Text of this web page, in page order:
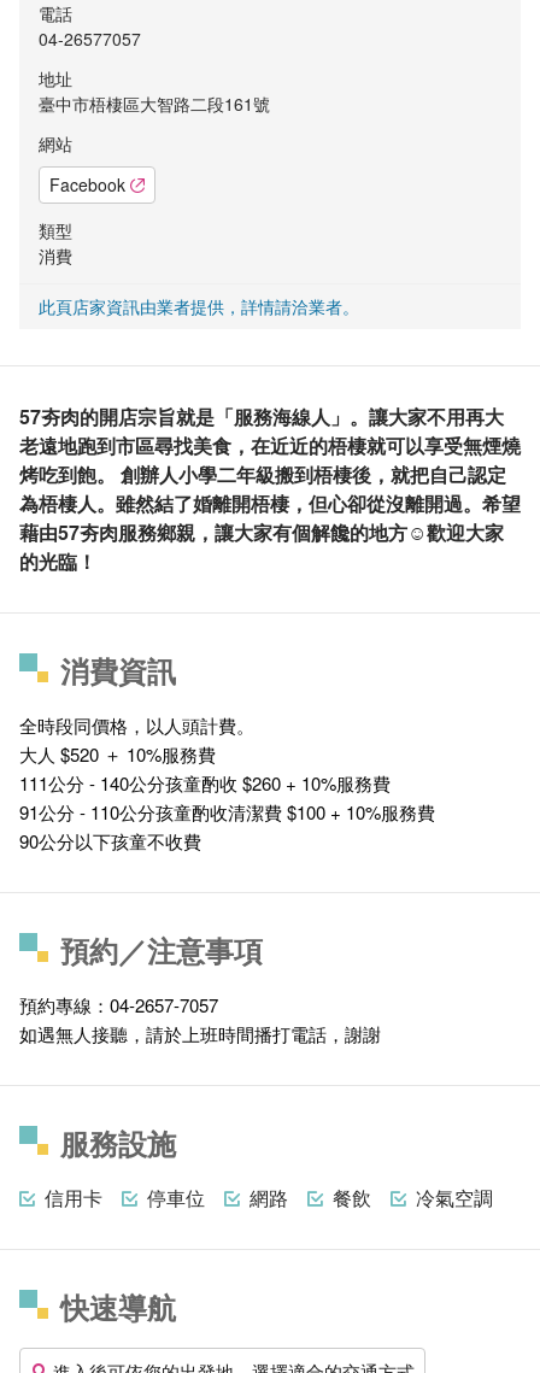
電話
04-26577057
地址
臺中市梧棲區大智路二段161號
網站
Facebook
類型
消費
此頁店家資訊由業者提供，詳情請洽業者。
57夯肉的開店宗旨就是「服務海線人」。讓大家不用再大
老遠地跑到市區尋找美食，在近近的梧棲就可以享受無煙燒
烤吃到飽。 創辦人小學二年級搬到梧棲後，就把自己認定
為梧棲人。雖然結了婚離開梧棲，但心卻從沒離開過。希望
藉由57夯肉服務鄉親，讓大家有個解饞的地方☺歡迎大家
的光臨！
消費資訊
全時段同價格，以人頭計費。
大人 $520 ＋ 10%服務費
111公分 - 140公分孩童酌收 $260 + 10%服務費
91公分 - 110公分孩童酌收清潔費 $100 + 10%服務費
90公分以下孩童不收費
預約／注意事項
預約專線：04-2657-7057
如遇無人接聽，請於上班時間播打電話，謝謝
服務設施
信用卡 停車位 網路 餐飲 冷氣空調
快速導航